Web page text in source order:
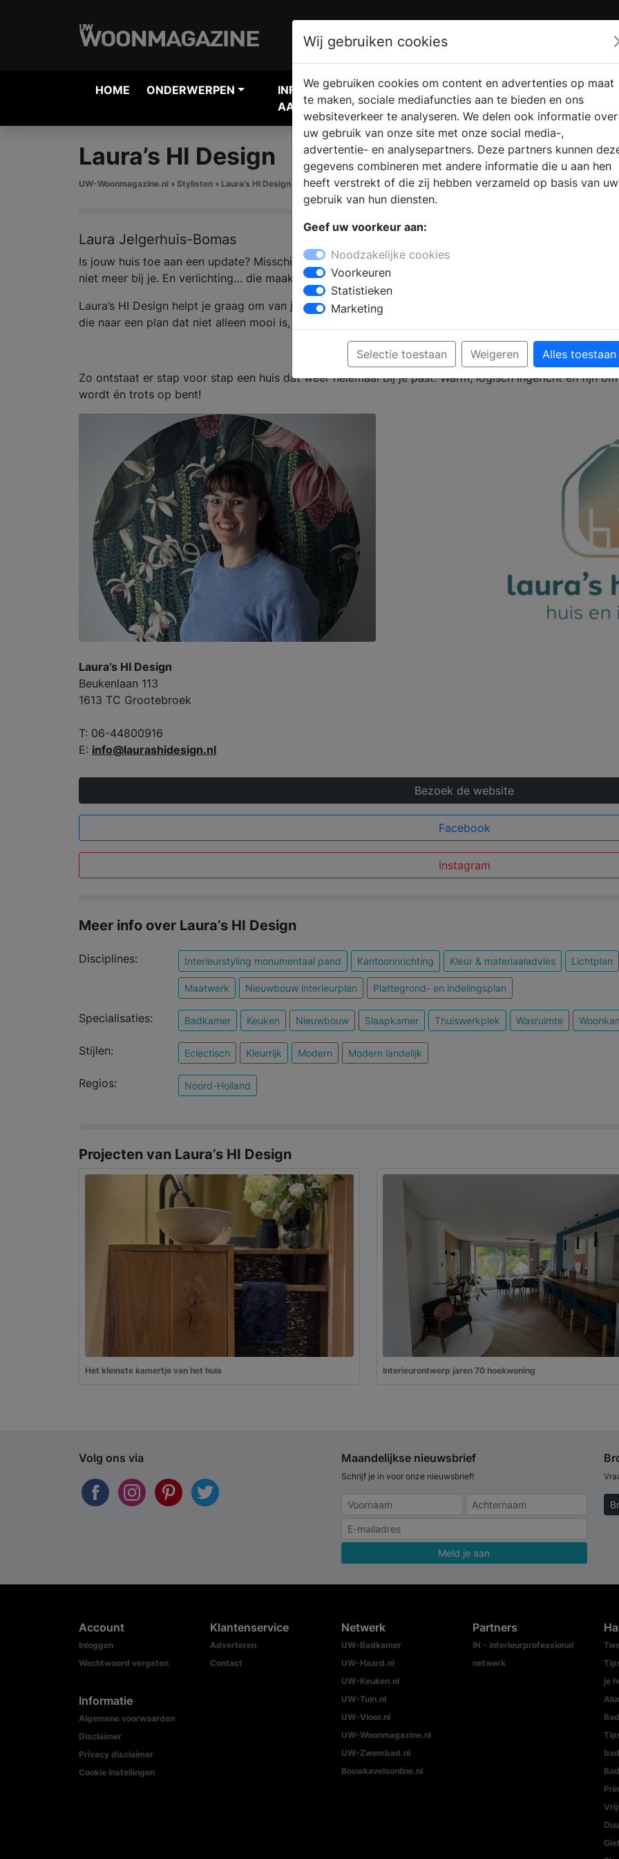
HOME ONDERWERPEN
INFORMATIE
AANVRAGEN
VERKOOPLOCATIE
VINDEN
Laura’s HI Design
UW-Woonmagazine.nl » Stylisten » Laura’s HI Design
Laura Jelgerhuis-Bomas
Is jouw huis toe aan een update? Misschien merk je dat je ruimte tekortkomt, wil je een slimmere
niet meer bij je. En verlichting… die maakt of breekt de sfeer.
Laura’s HI Design helpt je graag om van jouw woning weer een plek te maken die klopt. Samen
die naar een plan dat niet alleen mooi is, maar ook praktisch werkt in het dagelijks leven.
Zo ontstaat er stap voor stap een huis dat weer helemaal bij je past. Warm, logisch ingericht en fijn
wordt én trots op bent!
Laura’s HI Design
Beukenlaan 113
1613 TC Grootebroek
T: 06-44800916
E: info@laurashidesign.nl
Bezoek de website
Facebook
Instagram
Meer info over Laura’s HI Design
Disciplines: Interieurstyling monumentaal pand Kantoorinrichting Kleur & materiaaladvies Lichtplan
Maatwerk Nieuwbouw interieurplan Plattegrond- en indelingsplan
Specialisaties: Badkamer Keuken Nieuwbouw Slaapkamer Thuiswerkplek Wasruimte
Stijlen: Eclectisch Kleurrijk Modern Modern landelijk
Regios: Noord-Holland
Projecten van Laura’s HI Design
Het kleinste kamertje van het huis Interieurontwerp jaren 70 hoekwoning
Wij gebruiken cookies
We gebruiken cookies om content en advertenties op maat
te maken, sociale mediafuncties aan te bieden en ons
websiteverkeer te analyseren. We delen ook informatie over
uw gebruik van onze site met onze social media-,
advertentie- en analysepartners. Deze partners kunnen
gegevens combineren met andere informatie die u aan hen
heeft verstrekt of die zij hebben verzameld op basis van uw
gebruik van hun diensten.
Geef uw voorkeur aan:
Noodzakelijke cookies
Voorkeuren
Statistieken
Marketing
Selectie toestaan Weigeren Alles toestaan
Volg ons via Maandelijkse nieuwsbrief
Schrijf je in voor onze nieuwsbrief!
Meld je aan
Account
Inloggen
Wachtwoord vergeten
Informatie
Algemene voorwaarden
Disclaimer
Privacy disclaimer
Cookie instellingen
Klantenservice
Adverteren
Contact
Netwerk
UW-Badkamer
UW-Haard.nl
UW-Keuken.nl
UW-Tuin.nl
UW-Vloer.nl
UW-Woonmagazine.nl
UW-Zwembad.nl
Bouwkavelsonline.nl
Partners
IN - interieurprofessional
netwerk
je